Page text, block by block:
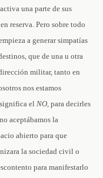
una parte de sus
reserva. Pero sobre todo
a generar simpatías
que de una u otra
militar, tanto en
nos estamos
el NO, para decirles
aceptábamos la
abierto para que
la sociedad civil o
para manifestarlo